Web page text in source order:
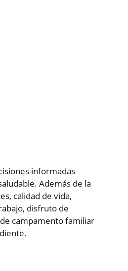
informadas
Además de la
calidad de vida,
disfruto de
campamento familiar